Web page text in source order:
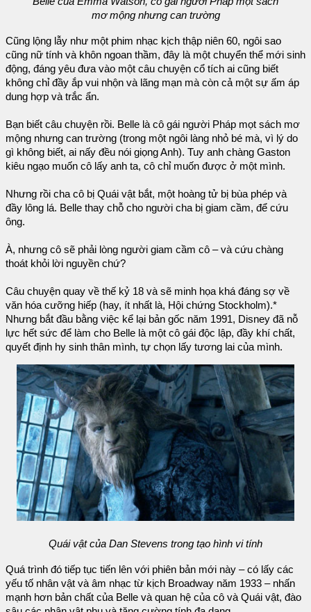
mơ mộng nhưng can trường
Cũng lộng lẫy như một phim nhạc kịch thập niên 60, ngôi sao
cũng nữ tính và khôn ngoan thầm, đây là một chuyển thể mới sinh
động, đáng yêu đưa vào một câu chuyện cổ tích ai cũng biết
không chỉ đầy ắp vui nhộn và lãng mạn mà còn cả một sự ấm áp
dung hợp và trắc ẩn.
Bạn biết câu chuyện rồi. Belle là cô gái người Pháp mọt sách mơ
mộng nhưng can trường (trong một ngôi làng nhỏ bé mà, vì lý do
gì không biết, ai nấy đều nói giọng Anh). Tuy anh chàng Gaston
kiêu ngạo muốn cô lấy anh ta, cô chỉ muốn được ở một mình.
Nhưng rồi cha cô bị Quái vật bắt, một hoàng tử bị bùa phép và
đầy lông lá. Belle thay chỗ cho người cha bị giam cầm, để cứu
ông.
À, nhưng cô sẽ phải lòng người giam cầm cô – và cứu chàng
thoát khỏi lời nguyền chứ?
Câu chuyện quay về thế kỷ 18 và sẽ minh họa khá đáng sợ về
văn hóa cưỡng hiếp (hay, ít nhất là, Hội chứng Stockholm).*
Nhưng bắt đầu bằng việc kể lại bản gốc năm 1991, Disney đã nỗ
lực hết sức để làm cho Belle là một cô gái độc lập, đầy khí chất,
quyết định hy sinh thân mình, tự chọn lấy tương lai của mình.
Quái vật của Dan Stevens trong tạo hình vi tính
Quá trình đó tiếp tục tiến lên với phiên bản mới này – có lấy các
yếu tố nhân vật và âm nhạc từ kịch Broadway năm 1933 – nhấn
mạnh hơn bản chất của Belle và quan hệ của cô và Quái vật, đào